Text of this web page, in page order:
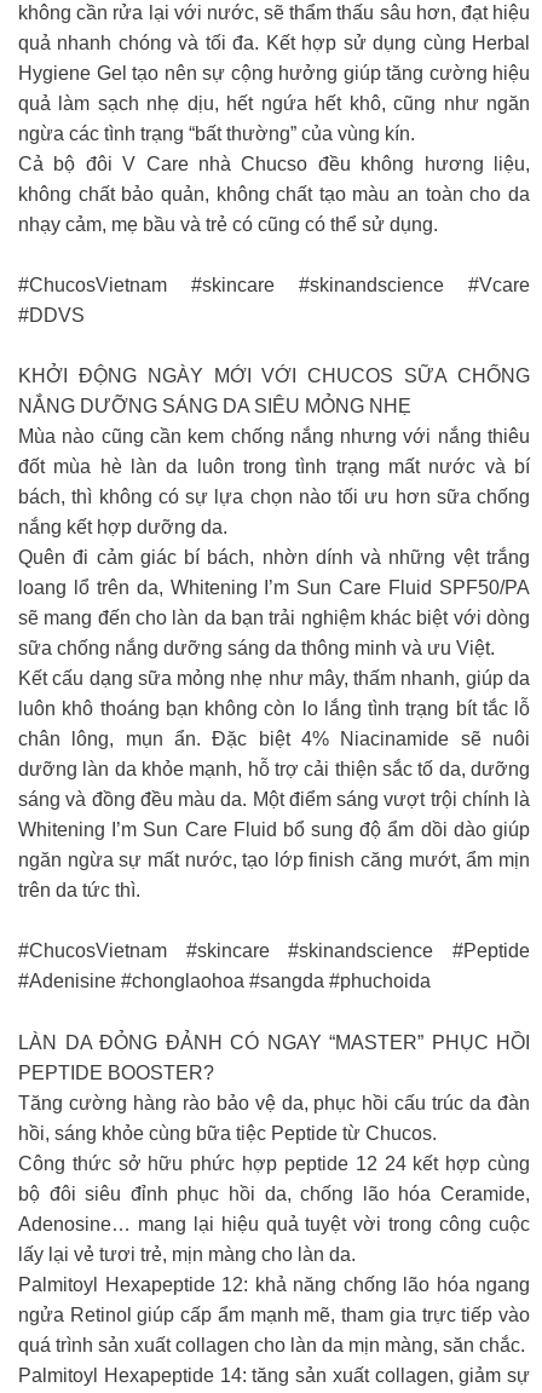
không cần rửa lại với nước, sẽ thẩm thấu sâu hơn, đạt hiệu
quả nhanh chóng và tối đa. Kết hợp sử dụng cùng Herbal
Hygiene Gel tạo nên sự cộng hưởng giúp tăng cường hiệu
quả làm sạch nhẹ dịu, hết ngứa hết khô, cũng như ngăn
ngừa các tình trạng “bất thường” của vùng kín.
Cả bộ đôi V Care nhà Chucso đều không hương liệu,
không chất bảo quản, không chất tạo màu an toàn cho da
nhạy cảm, mẹ bầu và trẻ có cũng có thể sử dụng.
#ChucosVietnam #skincare #skinandscience #Vcare
#DDVS
KHỞI ĐỘNG NGÀY MỚI VỚI CHUCOS SỮA CHỐNG
NẮNG DƯỠNG SÁNG DA SIÊU MỎNG NHẸ
Mùa nào cũng cần kem chống nắng nhưng với nắng thiêu
đốt mùa hè làn da luôn trong tình trạng mất nước và bí
bách, thì không có sự lựa chọn nào tối ưu hơn sữa chống
nắng kết hợp dưỡng da.
Quên đi cảm giác bí bách, nhờn dính và những vệt trắng
loang lổ trên da, Whitening I’m Sun Care Fluid SPF50/PA
sẽ mang đến cho làn da bạn trải nghiệm khác biệt với dòng
sữa chống nắng dưỡng sáng da thông minh và ưu Việt.
Kết cấu dạng sữa mỏng nhẹ như mây, thấm nhanh, giúp da
luôn khô thoáng bạn không còn lo lắng tình trạng bít tắc lỗ
chân lông, mụn ẩn. Đặc biệt 4% Niacinamide sẽ nuôi
dưỡng làn da khỏe mạnh, hỗ trợ cải thiện sắc tố da, dưỡng
sáng và đồng đều màu da. Một điểm sáng vượt trội chính là
Whitening I’m Sun Care Fluid bổ sung độ ẩm dồi dào giúp
ngăn ngừa sự mất nước, tạo lớp finish căng mướt, ẩm mịn
trên da tức thì.
#ChucosVietnam #skincare #skinandscience #Peptide
#Adenisine #chonglaohoa #sangda #phuchoida
LÀN DA ĐỎNG ĐẢNH CÓ NGAY “MASTER” PHỤC HỒI
PEPTIDE BOOSTER?
Tăng cường hàng rào bảo vệ da, phục hồi cấu trúc da đàn
hồi, sáng khỏe cùng bữa tiệc Peptide từ Chucos.
Công thức sở hữu phức hợp peptide 12 24 kết hợp cùng
bộ đôi siêu đỉnh phục hồi da, chống lão hóa Ceramide,
Adenosine… mang lại hiệu quả tuyệt vời trong công cuộc
lấy lại vẻ tươi trẻ, mịn màng cho làn da.
Palmitoyl Hexapeptide 12: khả năng chống lão hóa ngang
ngửa Retinol giúp cấp ẩm mạnh mẽ, tham gia trực tiếp vào
quá trình sản xuất collagen cho làn da mịn màng, săn chắc.
Palmitoyl Hexapeptide 14: tăng sản xuất collagen, giảm sự